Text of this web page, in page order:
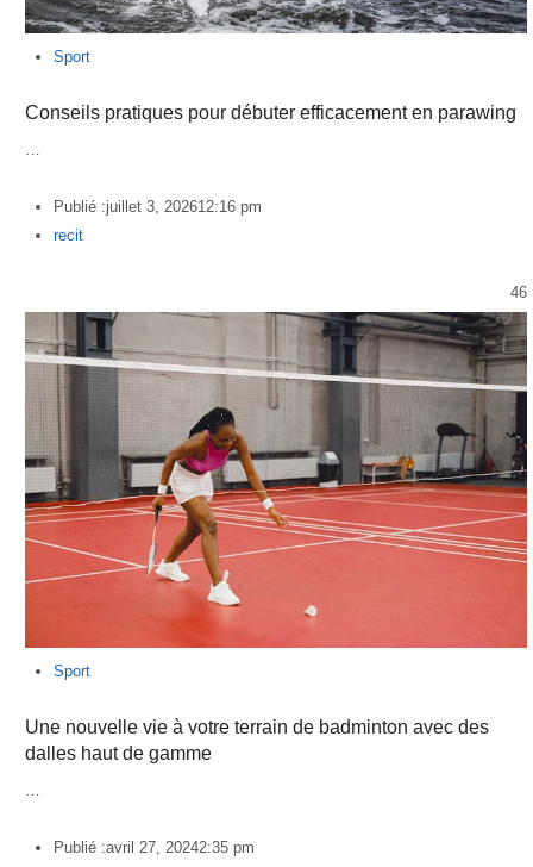
Sport
Conseils pratiques pour débuter efficacement en parawing
…
Publié :juillet 3, 202612:16 pm
Author
recit
46
Sport
Une nouvelle vie à votre terrain de badminton avec des
dalles haut de gamme
Publié :avril 27, 20242:35 pm